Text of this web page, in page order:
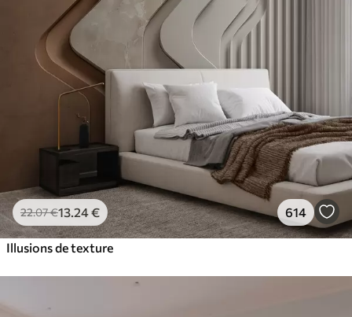
22.07€13 .24€ 614
Illusions de texture